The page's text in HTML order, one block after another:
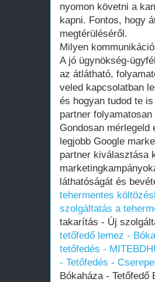
nyomon követni a
kapni. Fontos, hogy
megtérüléséről.
Milyen
A jó ügynökség-
az átlátható,
veled kapcsolatban
és hogyan tudod te
partner
Gondosan
legjobb Google
partner kiválasztása
láthatóságát és
tehermentes
szolgáltatás a
takarítás - Új
tetőfedő lemez -
tetőfedés -
- Tetőfedés -
Bókaháza - Tetőfedő